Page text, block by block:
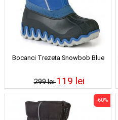
Bocanci Trezeta Snowbob Blue
299 lei119 lei
-60%